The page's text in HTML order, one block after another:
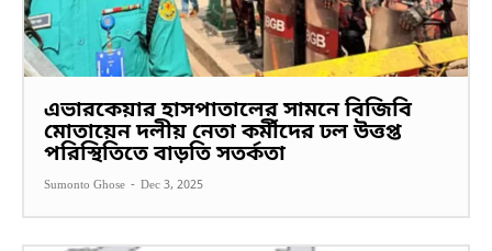
এভারকেয়ার হাসপাতালের সামনে বিজিবি
মোতায়েন দলীয় নেতা কর্মীদের ঢল উত্তপ্ত
পরিস্থিতিতে বাড়তি সতর্কতা
Sumonto Ghose - Dec 3, 2025